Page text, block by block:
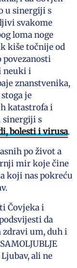
u sinergiji s
svakome
loma noge
kiše točnije od
povezanosti
neuki i
znanstvenika,
je
katastrofa i
sinergiji s
bolesti i virusa.
po život a
mir koje čine
koji nas pokreću
Čovjeka i
da
um, duh i
ali ne